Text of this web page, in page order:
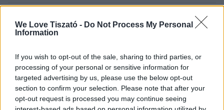
We Love Tiszató - Do Not Process My Personal
Information
If you wish to opt-out of the sale, sharing to third parties, or
processing of your personal or sensitive information for
targeted advertising by us, please use the below opt-out
section to confirm your selection. Please note that after your
opt-out request is processed you may continue seeing
2026. augusztus 7.
2026. augusztus 8. - 2026. augusztus 9.21:00 - 01:30
Hegedűszó a Tisza közepén – Naplementés
élményhajózás Tiszaderzsen